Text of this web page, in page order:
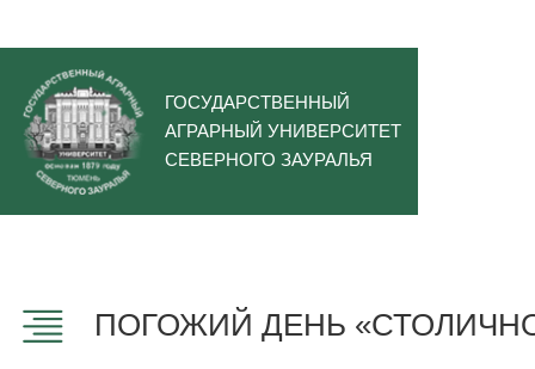
ГОСУДАРСТВЕННЫЙ
АГРАРНЫЙ УНИВЕРСИТЕТ
СЕВЕРНОГО ЗАУРАЛЬЯ
ПОГОЖИЙ ДЕНЬ